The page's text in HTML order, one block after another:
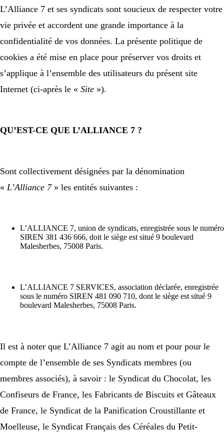
L’Alliance 7 et ses syndicats sont soucieux de respecter votre
vie privée et accordent une grande importance à la
confidentialité de vos données. La présente politique de
cookies a été mise en place pour préserver vos droits et
s’applique à l’ensemble des utilisateurs du présent site
Internet (ci-après le « Site »).
QU’EST-CE QUE L’ALLIANCE 7 ?
Sont collectivement désignées par la dénomination
« L’Alliance 7» les entités suivantes :
L’ALLIANCE 7, union de syndicats, enregistrée sous le numéro
SIREN 381 436 666, doit le siège est situé 9 boulevard
Malesherbes, 75008 Paris.
L’ALLIANCE 7 SERVICES, association déclarée, enregistrée
sous le numéro SIREN 481 090 710, dont le siège est situé 9
boulevard Malesherbes, 75008 Paris.
Il est à noter que L’Alliance 7 agit au nom et pour pour le
compte de l’ensemble de ses Syndicats membres (ou
membres associés), à savoir : le Syndicat du Chocolat, les
Confiseurs de France, les Fabricants de Biscuits et Gâteaux
de France, le Syndicat de la Panification Croustillante et
Moelleuse, le Syndicat Français des Céréales du Petit-